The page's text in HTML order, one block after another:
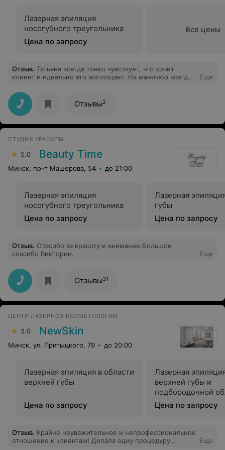
Лазерная эпиляция
носогубного треугольника
Цена по запросу
Все цены
Отзыв. Татьяна всегда тонко чувствует, что хочет
клиент и идеально это воплощает. На маникюр всегда
желаемый результат и очень приятную беседу
Еще
Отзывы2
СТУДИЯ КРАСОТЫ
5.0 Beauty Time
Минск, пр-т Машерова, 54 до 21:00
Лазерная эпиляция
носогубного треугольника
Цена по запросу
Лазерная
губы
Цена по запросу
Отзыв. Спасибо за красоту и внимание.Большое
спасибо Виктории.
Еще
Отзывы31
ЦЕНТР ЛАЗЕРНОЙ КОСМЕТОЛОГИИ
3.0 NewSkin
Минск, ул. Притыцкого, 79 до 20:00
Лазерная эпиляция в области
верхней губы
Цена по запросу
Лазерная
верхней губы и
подбородочной
Цена по запросу
Отзыв. Крайне неуважительное и непрофессиональное
отношение к клиентам! Делала одну процедуру
Еще